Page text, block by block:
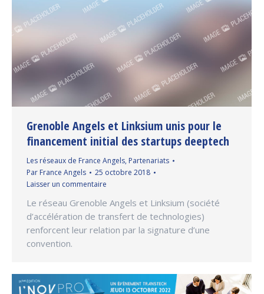
Grenoble Angels et Linksium unis pour le
financement initial des startups deeptech
Les réseaux de France Angels, Partenariats
Par France Angels
25 octobre 2018
Laisser un commentaire
Le réseau Grenoble Angels et Linksium (société
d’accélération de transfert de technologies)
renforcent leur relation par la signature d’une
convention.